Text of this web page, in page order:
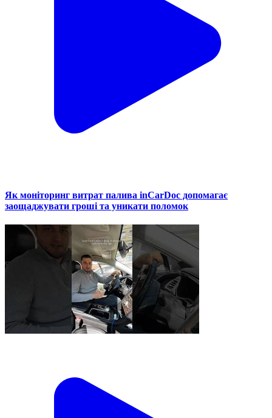
Як моніторинг витрат палива inCarDoc допомагає
заощаджувати гроші та уникати поломок